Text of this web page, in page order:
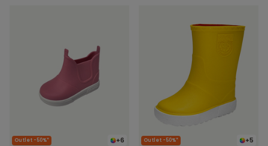
+6
Outlet -50%* +5
Outlet -50%*